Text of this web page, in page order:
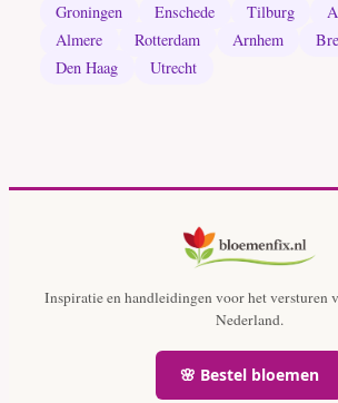
Groningen Enschede Tilburg
Almere
Rotterdam Arnhem
Den Haag
Utrecht
Inspiratie en handleidingen voor het versturen
Nederland.
🌸 Bestel bloemen